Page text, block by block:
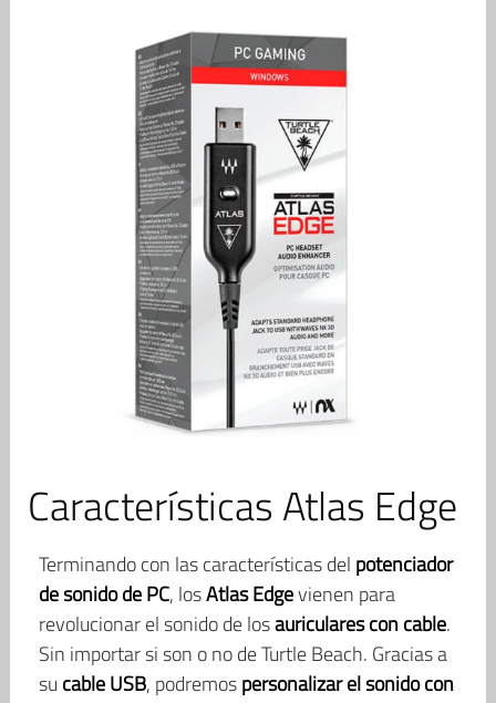
Características Atlas Edge
Terminando con las características del potenciador
de sonido de PC, losAtlas Edgevienen para
revolucionar el sonido de losauriculares con cable.
Sin importar si son o no de Turtle Beach. Gracias a
su cable USB, podremospersonalizar el sonido con